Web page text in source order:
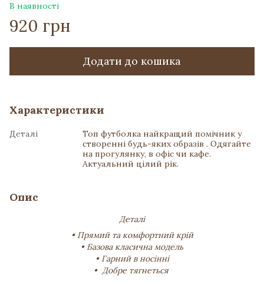
В наявності
920 грн
Додати до кошика
Характеристики
Деталі
Топ футболка найкращий помічник у
створенні будь-яких образів . Одягайте
на прогулянку, в офіс чи кафе.
Актуальний цілий рік.
Опис
Деталі
• Прямий та комфортний крій
• Базова класична модель
• Гарний в носінні
• Добре тягнеться